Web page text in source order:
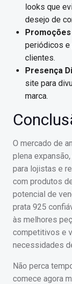
looks que
desejo de
periódicos e
clientes.
Presença
site para
marca.
O mercado de
plena
para lojistas e
com produtos
potencial de
prata 925
às melhores
competitivos e
necessidades
Não perca
comece agora